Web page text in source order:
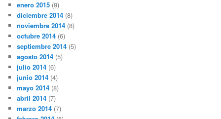
enero 2015 (9)
diciembre 2014 (8)
noviembre 2014 (8)
octubre 2014 (6)
septiembre 2014 (5)
agosto 2014 (5)
julio 2014 (6)
junio 2014 (4)
mayo 2014 (8)
abril 2014 (7)
marzo 2014 (7)